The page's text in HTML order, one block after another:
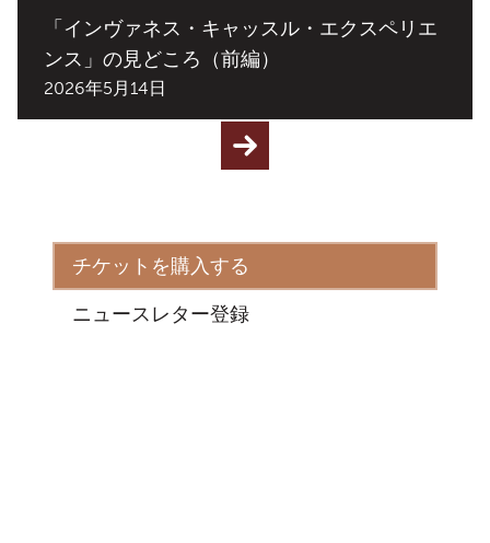
「インヴァネス・キャッスル・エクスペリエ
ンス」の見どころ（前編）
2026年5月14日
チケットを購入する
ニュースレター登録